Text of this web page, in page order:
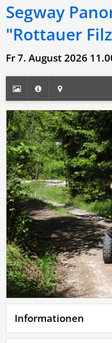
Segway
"Rottauer
Fr 7. August 2026
Informationen